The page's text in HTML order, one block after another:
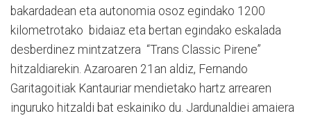
bakardadean eta autonomia osoz egindako 1200
kilometrotako bidaiaz eta bertan egindako eskalada
desberdinez mintzatzera “Trans Classic Pirene”
hitzaldiarekin. Azaroaren 21an aldiz, Fernando
Garitagoitiak Kantauriar mendietako hartz arrearen
inguruko hitzaldi bat eskainiko du. Jardunaldiei amaiera